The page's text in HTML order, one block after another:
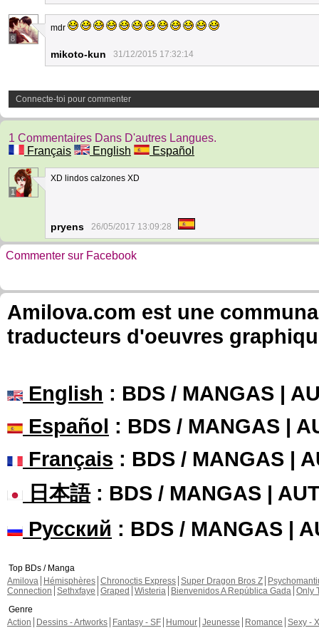
8
mdr
mikoto-kun 31/12/2015 17:32:14
Connecte-toi pour commenter
1 Commentaires Dans D'autres Langues.
Français
English Español
1
XD lindos calzones XD
pryens 26/05/2017 13:09:28
Commenter sur Facebook
Amilova.com est une
traducteurs d'oeuvres
English : BDS / MANGAS |
Español : BDS / MANGAS |
Français : BDS / MANGAS |
日本語: BDS / MANGAS |
Русский : BDS / MANGAS |
Top BDs / Manga
Amilova
Hémisphères Chronoctis Express Super Dragon Bros Z
Connection Sethxfaye Graped Wisteria Bienvenidos A República Gada Only
Genre
Action
Dessins - Artworks Fantasy - SF Humour Jeunesse Romance Sexy -